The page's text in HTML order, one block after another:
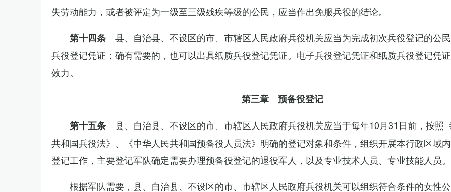
失劳动能力，或者被评定为一级至三级残疾等级的公民，应当作出免服兵役的结论。
第十四条 县、自治县、不设区的市、市辖区人民政府兵役机关应当为完成初次兵役登记的公
兵役登记凭证；确有需要的，也可以出具纸质兵役登记凭证。电子兵役登记凭证和纸质兵役登记凭
效力。
第三章 预备役登记
第十五条 县、自治县、不设区的市、市辖区人民政府兵役机关应当于每年10月31日前，按照
共和国兵役法》、《中华人民共和国预备役人员法》明确的登记对象和条件，组织开展本行政区域
登记工作，主要登记军队确定需要办理预备役登记的退役军人，以及专业技术人员、专业技能人员。
根据军队需要，县、自治县、不设区的市、市辖区人民政府兵役机关可以组织符合条件的女性